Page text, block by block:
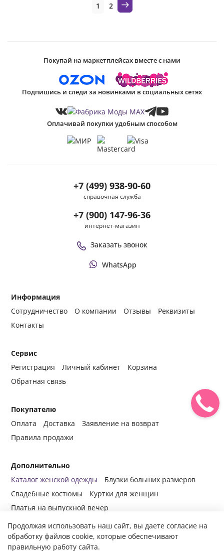
1 2
Информация
Сотрудничество
О компании Отзывы
Реквизиты
Контакты
Сервис
Регистрация
Личный кабинет
Корзина
Обратная связь
Покупателю
Оплата
Доставка
Заявление на возврат
Правила продажи
Дополнительно
Каталог женской одежды
Блузки больших размеров
Свадебные костюмы
Куртки для женщин
Платья на выпускной вечер
+7 (499) 938-90-60
справочная служба
+7 (900) 147-96-36
интернет-магазин
Заказать звонок
WhatsApp
Покупай на маркетплейсах вместе с нами
Подпишись и следи за новинками в социальных сетях
Оплачивай покупки удобным способом
© 2014-2024 Все права защищены.
Продолжая использовать наш сайт, вы даете согласие на
обработку файлов cookie, которые обеспечивают
правильную работу сайта.